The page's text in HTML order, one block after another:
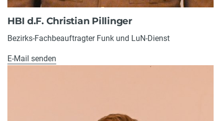
HBI d.F. Christian Pillinger
Bezirks-Fachbeauftragter Funk und LuN-Dienst
E-Mail senden